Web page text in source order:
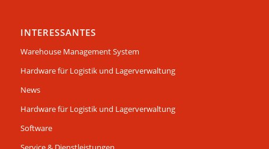
INTERESSANTES
Warehouse Management System
Hardware für Logistik und Lagerverwaltung
News
Hardware für Logistik und Lagerverwaltung
Software